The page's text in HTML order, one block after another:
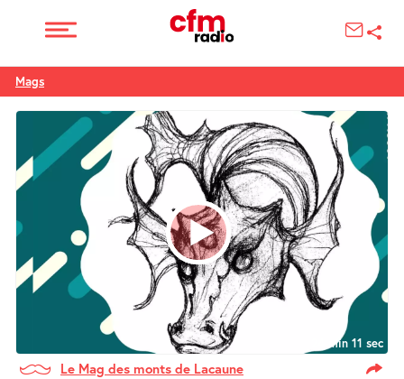
Mags
24 min 11 sec
Le Mag des monts de Lacaune